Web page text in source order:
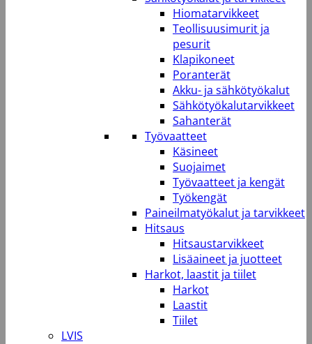
Hiomatarvikkeet
Teollisuusimurit ja
pesurit
Klapikoneet
Poranterät
Akku- ja sähkötyökalut
Sähkötyökalutarvikkeet
Sahanterät
Työvaatteet
Käsineet
Suojaimet
Työvaatteet ja kengät
Työkengät
Paineilmatyökalut ja tarvikkeet
Hitsaus
Hitsaustarvikkeet
Lisäaineet ja juotteet
Harkot, laastit ja tiilet
Harkot
Laastit
Tiilet
LVIS